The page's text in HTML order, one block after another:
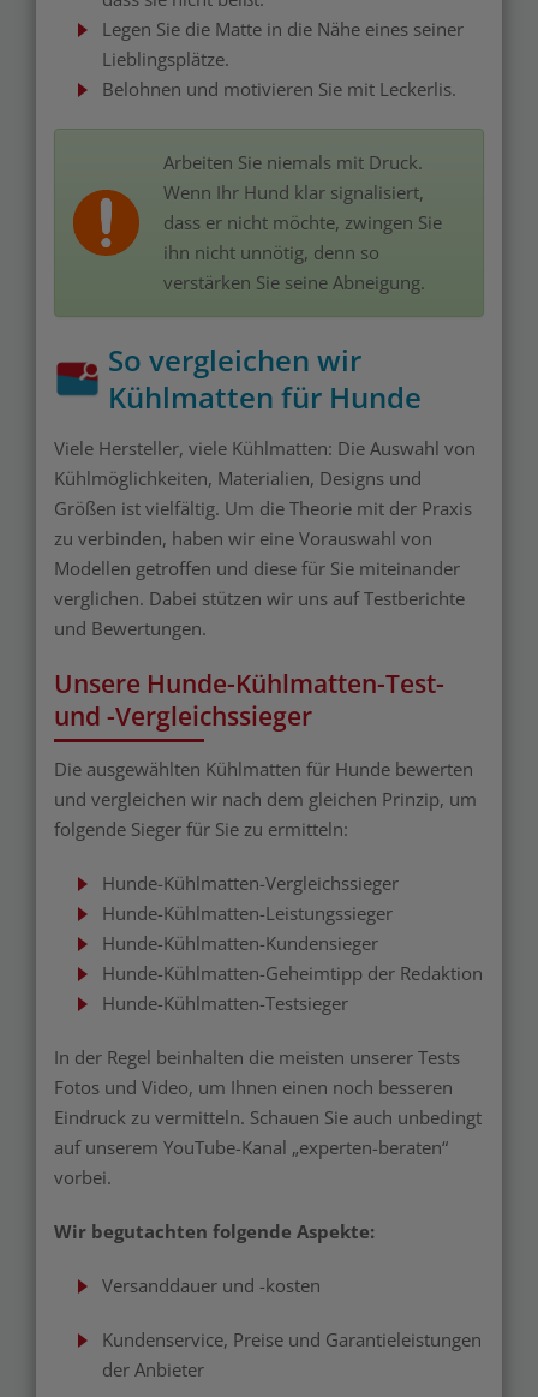
Legen Sie die Matte in die Nähe eines seiner
Lieblingsplätze.
Belohnen und motivieren Sie mit Leckerlis.
Arbeiten Sie niemals mit Druck.
Wenn Ihr Hund klar signalisiert,
dass er nicht möchte, zwingen Sie
ihn nicht unnötig, denn so
verstärken Sie seine Abneigung.
So vergleichen wir
Kühlmatten für Hunde
Viele Hersteller, viele Kühlmatten: Die Auswahl von
Kühlmöglichkeiten, Materialien, Designs und
Größen ist vielfältig. Um die Theorie mit der Praxis
zu verbinden, haben wir eine Vorauswahl von
Modellen getroffen und diese für Sie miteinander
verglichen. Dabei stützen wir uns auf Testberichte
und Bewertungen.
Unsere Hunde-Kühlmatten-Test-
und -Vergleichssieger
Die ausgewählten Kühlmatten für Hunde bewerten
und vergleichen wir nach dem gleichen Prinzip, um
folgende Sieger für Sie zu ermitteln:
Hunde-Kühlmatten-Vergleichssieger
Hunde-Kühlmatten-Leistungssieger
Hunde-Kühlmatten-Kundensieger
Hunde-Kühlmatten-Geheimtipp der Redaktion
Hunde-Kühlmatten-Testsieger
In der Regel beinhalten die meisten unserer Tests
Fotos und Video, um Ihnen einen noch besseren
Eindruck zu vermitteln. Schauen Sie auch unbedingt
auf unserem YouTube-Kanal „experten-beraten“
vorbei.
Wir begutachten folgende Aspekte:
Versanddauer und -kosten
Kundenservice, Preise und Garantieleistungen
der Anbieter